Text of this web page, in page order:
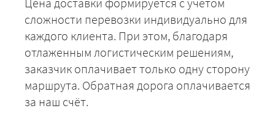
сложности перевозки индивидуально для
каждого клиента. При этом, благодаря
отлаженным логистическим решениям,
заказчик оплачивает только одну сторону
маршрута. Обратная дорога оплачивается
за наш счёт.